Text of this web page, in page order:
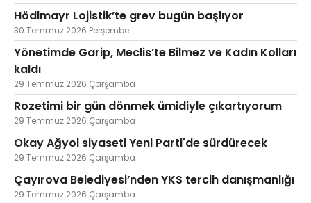
Hödlmayr Lojistik’te grev bugün başlıyor
30 Temmuz 2026 Perşembe
Yönetimde Garip, Meclis’te Bilmez ve Kadın Kolları
kaldı
29 Temmuz 2026 Çarşamba
Rozetimi bir gün dönmek ümidiyle çıkartıyorum
29 Temmuz 2026 Çarşamba
Okay Ağyol siyaseti Yeni Parti'de sürdürecek
29 Temmuz 2026 Çarşamba
Çayırova Belediyesi’nden YKS tercih danışmanlığı
29 Temmuz 2026 Çarşamba